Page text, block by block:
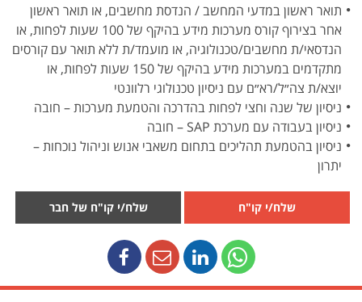
תואר ראשון במדעי המחשב / הנדסת מחשבים, או תואר ראשון
אחר בצירוף קורס מערכות מידע בהיקף של 100 שעות לפחות, או
הנדסאי/ת מחשבים/טכנולוגיה, או מועמד/ת ללא תואר עם קורסים
מתקדמים במערכות מידע בהיקף של 150 שעות לפחות, או
יוצא/ת צה״ל/רא״ם עם ניסיון טכנולוגי רלוונטי
ניסיון של שנה וחצי לפחות בהדרכה והטמעת מערכות – חובה
ניסיון בעבודה עם מערכת SAP – חובה
ניסיון בהטמעת תהליכים בתחום משאבי אנוש וניהול נוכחות –
יתרון
שלח/י קו"ח שלח/י קו"ח של חבר